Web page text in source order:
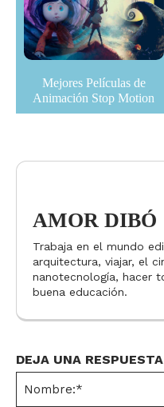
Mejores Películas de
Animación Stop Motion
AMOR DIBÓ
Trabaja en el mundo
arquitectura, viajar, el
nanotecnología, hacer
buena educación.
DEJA UNA RESPUESTA